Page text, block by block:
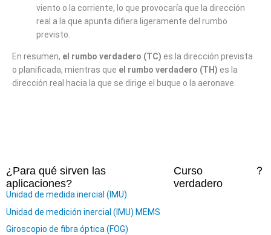
viento o la corriente, lo que provocaría que la dirección
real a la que apunta difiera ligeramente del rumbo
previsto.
En resumen, el rumbo verdadero (TC) es la dirección prevista
o planificada, mientras que el rumbo verdadero (TH) es la
dirección real hacia la que se dirige el buque o la aeronave.
¿Para qué sirven las
aplicaciones?
Curso
verdadero
？
Unidad de medida inercial (IMU)
Unidad de medición inercial (IMU) MEMS
Giroscopio de fibra óptica (FOG)